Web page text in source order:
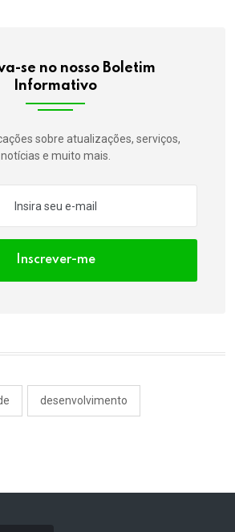
se no nosso Boletim
Informativo
sobre atualizações, serviços,
notícias e muito mais.
Inscrever-me
desenvolvimento